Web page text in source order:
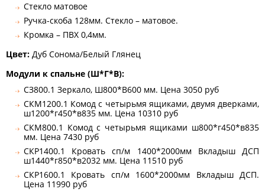
Стекло матовое
Ручка-скоба 128мм. Стекло – матовое.
Кромка – ПВХ 0,4мм.
Цвет: Дуб Сонома/Белый Глянец
Модули к спальне (Ш*Г*В):
СЗ800.1 Зеркало, Ш800*В600 мм. Цена 3050 руб
СКМ1200.1 Комод с четырьмя ящиками, двумя дверками,
ш1200*г450*в835 мм. Цена 10310 руб
СКМ800.1 Комод с четырьмя ящиками ш800*г450*в835
мм. Цена 7430 руб
СКР1400.1 Кровать сп/м 1400*2000мм Вкладыш ДСП
ш1440*г850*в2032 мм. Цена 11510 руб
СКР1600.1 Кровать сп/м 1600*2000мм Вкладыш ДСП.
Цена 11990 руб